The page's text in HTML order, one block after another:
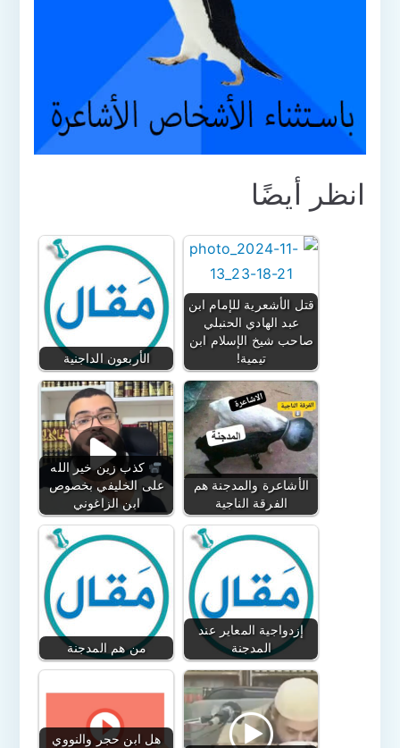
انظر أيضًا
الأربعون الداجنية
قتل الأشعرية للإمام ابن
عبد الهادي الحنبلي
صاحب شيخ الإسلام ابن
تيمية!
كذب زين خير الله
على الخليفي بخصوص
ابن الزاغوني
الأشاعرة والمدجنة هم
الفرقة الناجية
من هم المدجنة
إزدواجية المعاير عند
المدجنة
هل ابن حجر والنووي